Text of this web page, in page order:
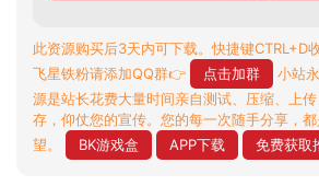
此资源购买后3天内可下载。快捷键CTRL+D
飞星铁粉请添加QQ群👉
点击加群
小站
源是站长花费大量时间亲自测试、压缩、上
存，仰仗您的宣传。您的每一次随手分享，
望。
BK游戏盒 APP下载 免费获取